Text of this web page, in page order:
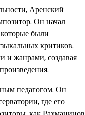
Аренский
Он начал
были
критиков.
и жанрами, создавая
педагогом. Он
где его